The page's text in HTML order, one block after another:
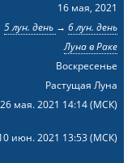
16 мая, 2021
5 лун. день → 6 лун. день
Луна в Раке
Воскресенье
Растущая Луна
26 мая. 2021 14:14(МСК)
июн. 2021 13:53(МСК)